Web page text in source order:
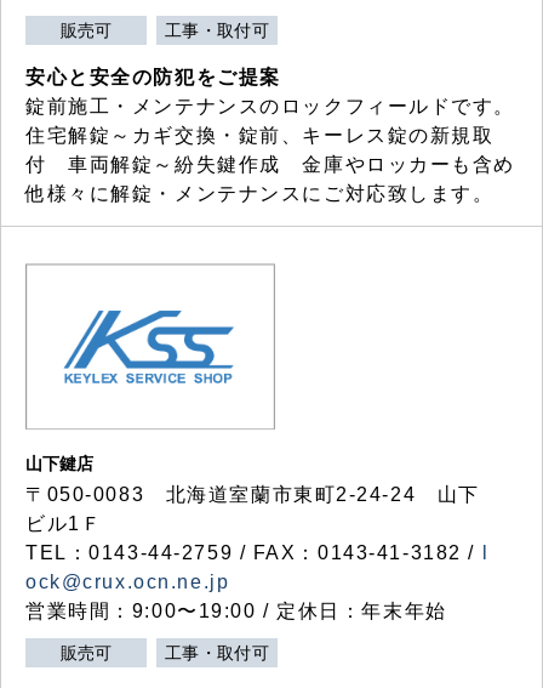
販売可 工事・取付可
安心と安全の防犯をご提案
錠前施工・メンテナンスのロックフィールドです。
住宅解錠～カギ交換・錠前、キーレス錠の新規取
付 車両解錠～紛失鍵作成 金庫やロッカーも含め
他様々に解錠・メンテナンスにご対応致します。
山下鍵店
〒050-0083 北海道室蘭市東町2-24-24 山下
ビル1Ｆ
TEL：0143-44-2759 / FAX：0143-41-3182 /
ock@crux.ocn.ne.jp
営業時間：9:00〜19:00 / 定休日：年末年始
販売可 工事・取付可